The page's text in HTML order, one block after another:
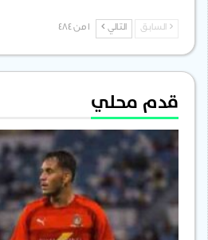
السابق التالي
قدم محلي